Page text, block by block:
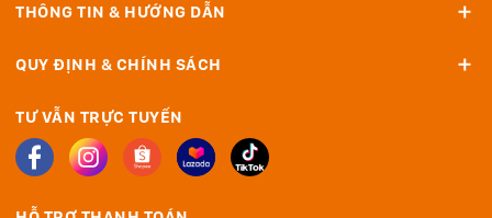
THÔNG TIN & HƯỚNG DẪN
QUY ĐỊNH & CHÍNH SÁCH
TƯ VẪN TRỰC TUYẾN